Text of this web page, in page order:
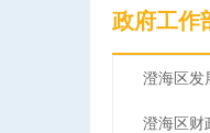
政府工作
澄海区发
澄海区财